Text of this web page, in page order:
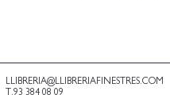
LLIBRERIA@LLIBRERIAFINESTRES.COM
T.93 384 08 09